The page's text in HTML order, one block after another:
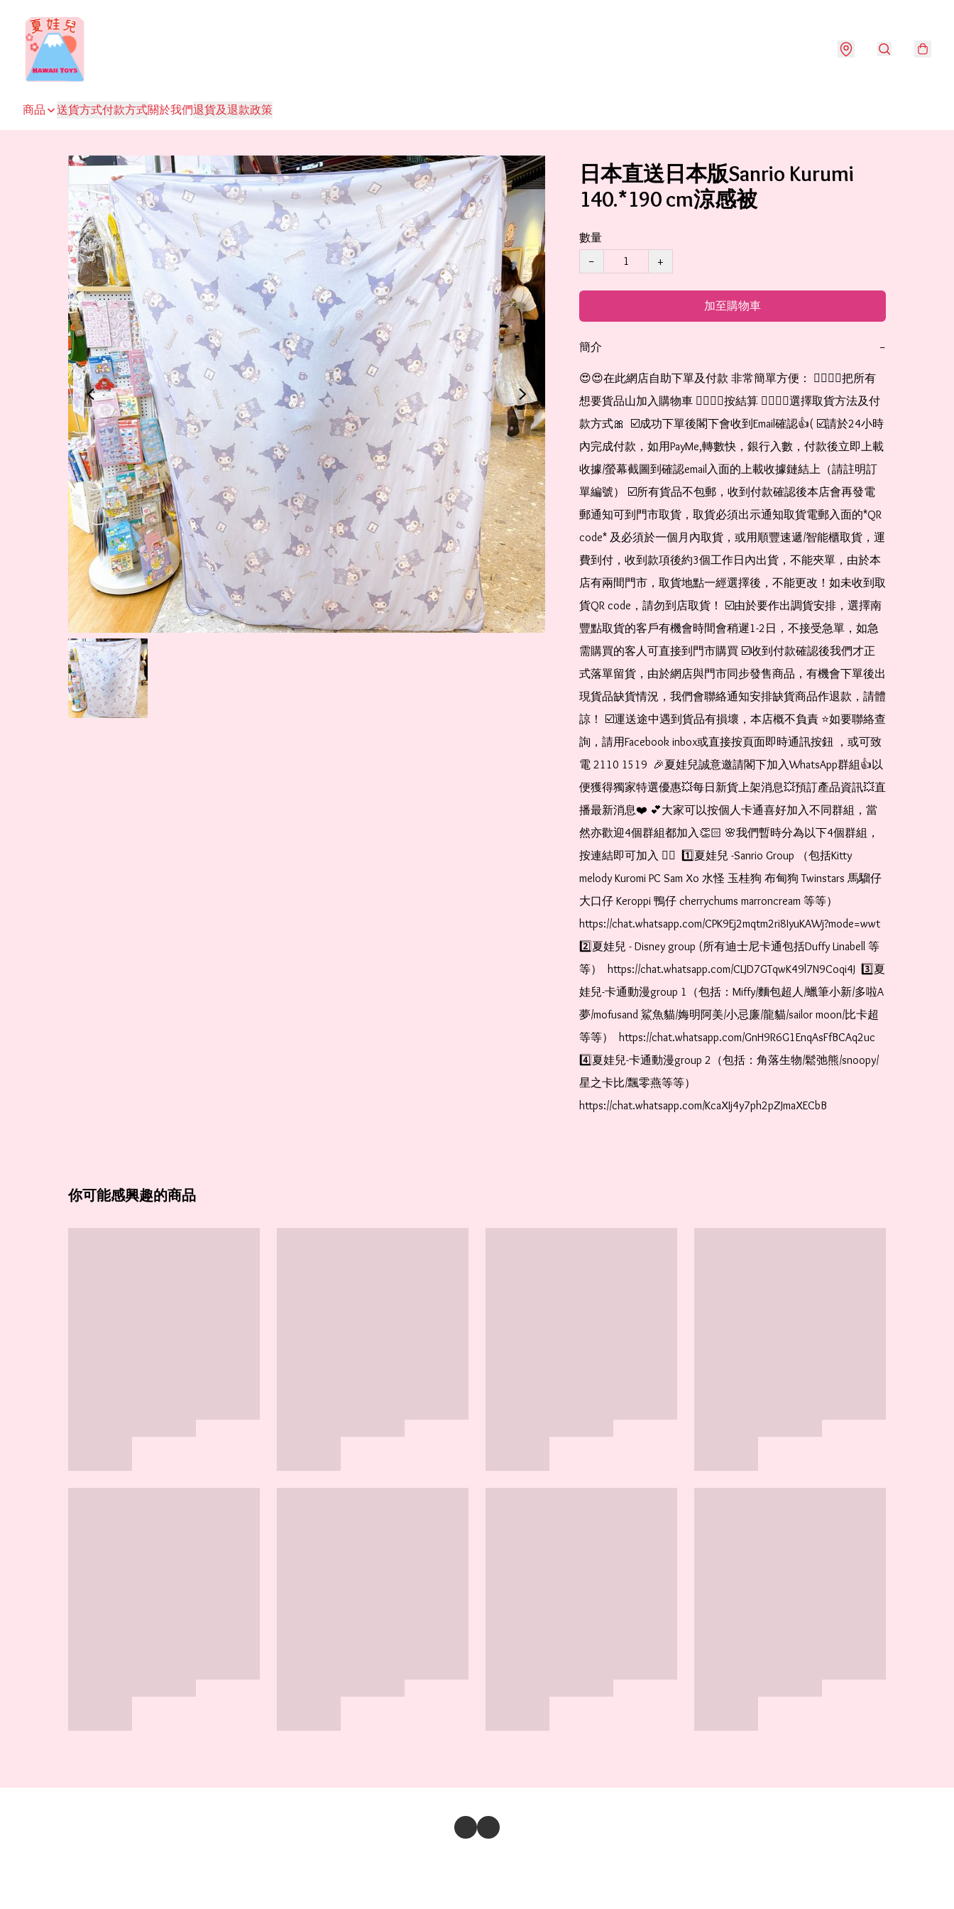
商品 送貨方式付款方式關於我們退貨及退款政策
日本直送日本版Sanrio Kurumi
140.*190 cm涼感被
數量
−
+
加至購物車
簡介 −
😍😍在此網店自助下單及付款 非常簡單方便： 👉🏻👉🏻把所有
想要貨品山加入購物車 👉🏻👉🏻按結算 👉🏻👉🏻選擇取貨方法及付
款方式🎀  ☑️成功下單後閣下會收到Email確認👍( ☑️請於24小時
內完成付款，如用PayMe,轉數快，銀行入數，付款後立即上載
收據/螢幕截圖到確認email入面的上載收據鏈結上（請註明訂
單編號） ☑️所有貨品不包郵，收到付款確認後本店會再發電
郵通知可到門市取貨，取貨必須出示通知取貨電郵入面的*QR
code* 及必須於一個月內取貨，或用順豐速遞/智能櫃取貨，運
費到付，收到款項後約3個工作日內出貨，不能夾單，由於本
店有兩間門市，取貨地點一經選擇後，不能更改！如未收到取
貨QR code，請勿到店取貨！ ☑️由於要作出調貨安排，選擇南
豐點取貨的客戶有機會時間會稍遲1-2日，不接受急單，如急
需購買的客人可直接到門市購買 ☑️收到付款確認後我們才正
式落單留貨，由於網店與門市同步發售商品，有機會下單後出
現貨品缺貨情況，我們會聯絡通知安排缺貨商品作退款，請體
諒！ ☑️運送途中遇到貨品有損壞，本店概不負責 ⭐️如要聯絡查
詢，請用Facebook inbox或直接按頁面即時通訊按鈕 ，或可致
電 2110 1519  🎉夏娃兒誠意邀請閣下加入WhatsApp群組👍以
便獲得獨家特選優惠💥每日新貨上架消息💥預訂產品資訊💥直
播最新消息❤️ 💕大家可以按個人卡通喜好加入不同群組，當
然亦歡迎4個群組都加入👏🏻 🌸我們暫時分為以下4個群組，
按連結即可加入 👇🏻  1️⃣夏娃兒 -Sanrio Group （包括Kitty
melody Kuromi PC Sam Xo 水怪 玉桂狗 布甸狗 Twinstars 馬騮仔
大口仔 Keroppi 鴨仔 cherrychums marroncream 等等）
https://chat.whatsapp.com/CPK9Ej2mqtm2ri8IyuKAWj?mode=wwt
2️⃣夏娃兒 - Disney group (所有迪士尼卡通包括Duffy Linabell 等
等）  https://chat.whatsapp.com/CLJD7GTqwK49l7N9Coqi4J  3️⃣夏
娃兒-卡通動漫group 1（包括：Miffy/麵包超人/蠟筆小新/多啦A
夢/mofusand 鯊魚貓/娒明阿美/小忌廉/龍貓/sailor moon/比卡超
等等）  https://chat.whatsapp.com/GnH9R6G1EnqAsFfBCAq2uc
4️⃣夏娃兒-卡通動漫group 2（包括：角落生物/鬆弛熊/snoopy/
星之卡比/飄零燕等等）
https://chat.whatsapp.com/KcaXIj4y7ph2pZJmaXECbB
你可能感興趣的商品